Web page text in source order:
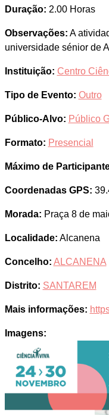
Duração: 2.00 Horas
Observações: A
universidade sénior de
Instituição: Centro
Tipo de Evento: Outro
Público-Alvo: Público
Formato: Presencial
Máximo de
Coordenadas GPS:
Morada: Praça 8 de
Localidade: Alcanena
Concelho: ALCANENA
Distrito: SANTAREM
Mais informações:
Imagens: